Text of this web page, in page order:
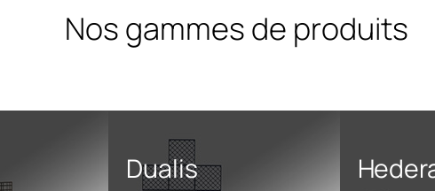
Nos gammes de produits
Dualis